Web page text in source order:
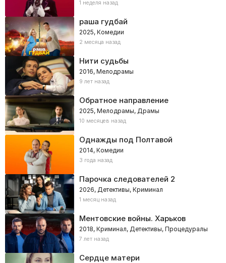
1 неделя назад
раша гудбай
2025, Комедии
2 месяца назад
Нити судьбы
2016, Мелодрамы
9 лет назад
Обратное направление
2025, Мелодрамы, Драмы
10 месяцев назад
Однажды под Полтавой
2014, Комедии
3 года назад
Парочка следователей 2
2026, Детективы, Криминал
1 месяц назад
Ментовские войны. Харьков
2018, Криминал, Детективы, Процедуралы
7 лет назад
Сердце матери